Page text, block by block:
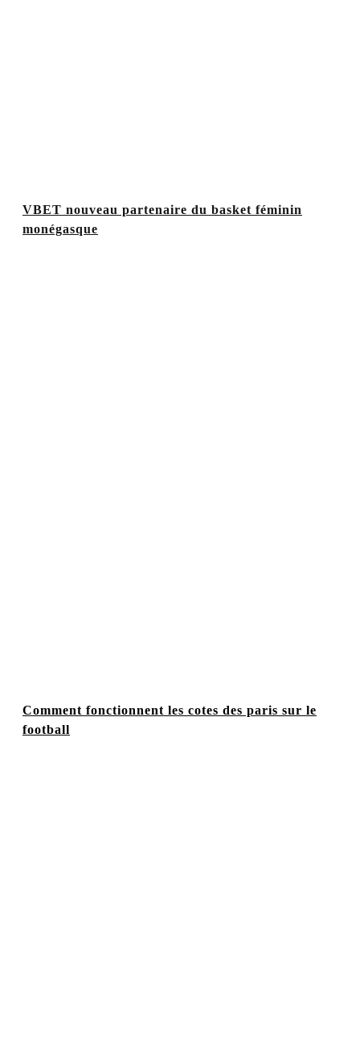
VBET nouveau partenaire du basket féminin
monégasque
Comment fonctionnent les cotes des paris sur le
football